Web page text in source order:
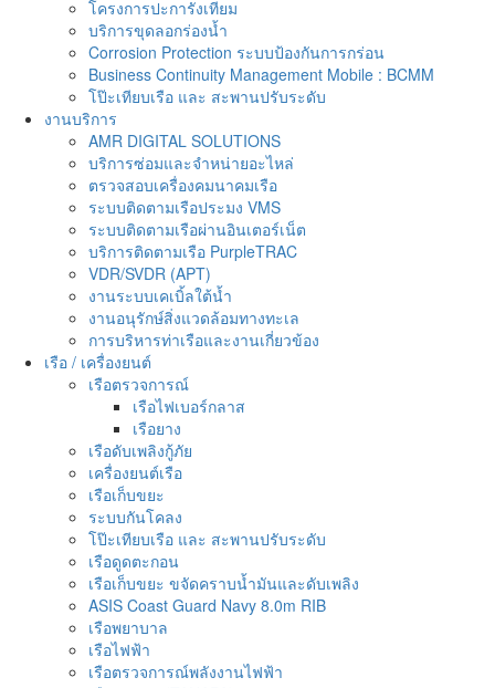
โครงการปะการังเทียม
บริการขุดลอกร่องน้ำ
Corrosion Protection ระบบป้องกันการกร่อน
Business Continuity Management Mobile : BCMM
โป๊ะเทียบเรือ และ สะพานปรับระดับ
งานบริการ
AMR DIGITAL SOLUTIONS
บริการซ่อมและจำหน่ายอะไหล่
ตรวจสอบเครื่องคมนาคมเรือ
ระบบติดตามเรือประมง VMS
ระบบติดตามเรือผ่านอินเตอร์เน็ต
บริการติดตามเรือ PurpleTRAC
VDR/SVDR (APT)
งานระบบเคเบิ้ลใต้น้ำ
งานอนุรักษ์สิ่งแวดล้อมทางทะเล
การบริหารท่าเรือและงานเกี่ยวข้อง
เรือ / เครื่องยนต์
เรือตรวจการณ์
เรือไฟเบอร์กลาส
เรือยาง
เรือดับเพลิงกู้ภัย
เครื่องยนต์เรือ
เรือเก็บขยะ
ระบบกันโคลง
โป๊ะเทียบเรือ และ สะพานปรับระดับ
เรือดูดตะกอน
เรือเก็บขยะ ขจัดคราบน้ำมันและดับเพลิง
ASIS Coast Guard Navy 8.0m RIB
เรือพยาบาล
เรือไฟฟ้า
เรือตรวจการณ์พลังงานไฟฟ้า